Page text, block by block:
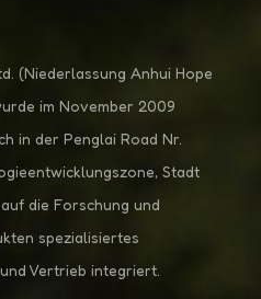
ausgestattet sind,
und erfüllt die Bedürfnisse
Der Aufstieg des Online-
problemlos auf
von Kinderwagen für Haustiere
Materialien und
was einen Trend zu
(Niederlassung Anhui Hope
im November 2009
in der Penglai Road Nr.
Stadt
die Forschung und
spezialisiertes
Vertrieb integriert.